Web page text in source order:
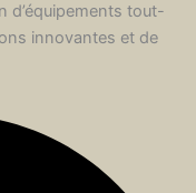
d’équipements tout-
innovantes et de